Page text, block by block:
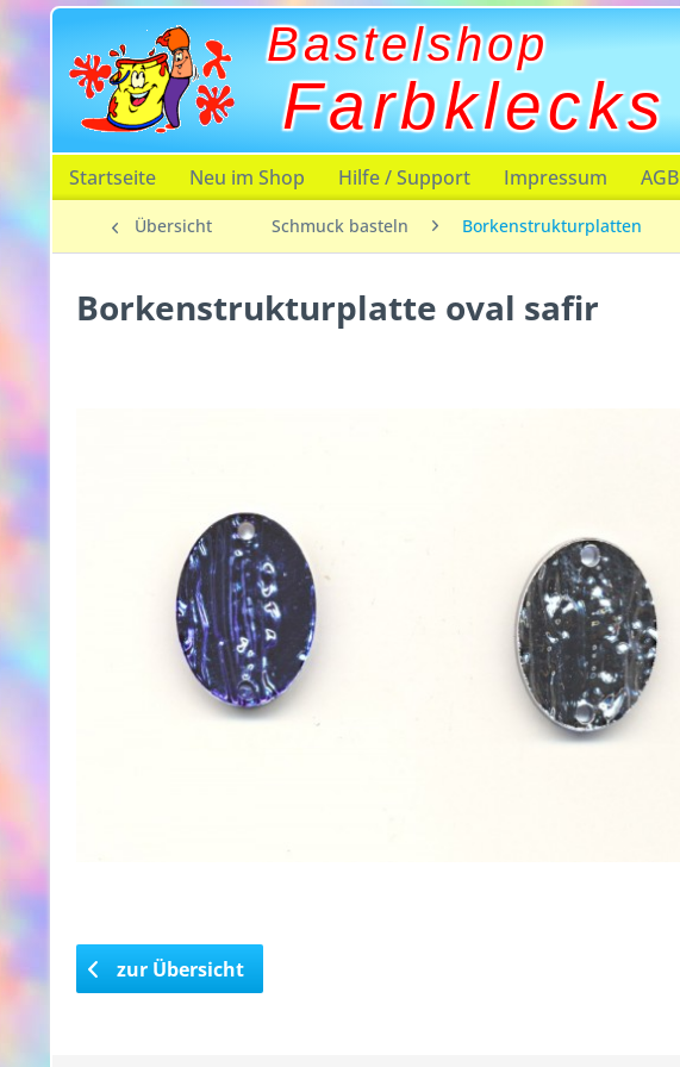
Bastelshop
Farbklecks
Startseite Neu im Shop Hilfe / Support Impressum AGB
Übersicht Schmuck basteln Borkenstrukturplatten
Borkenstrukturplatte oval safir
zur Übersicht